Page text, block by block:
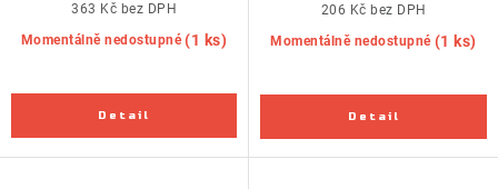
Momentálně nedostupné (1 ks)
363 Kč bez DPH
Momentálně nedostupné (1 ks)
206 Kč bez DPH